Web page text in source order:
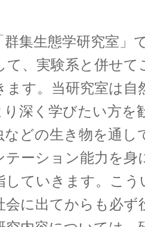
集生態学研究室」
て、実験系と併せ
ます。当研究室は自
深く学びたい方を
どの生き物を通し
テーション能力を身
していきます。こう
会に出てからも必ず